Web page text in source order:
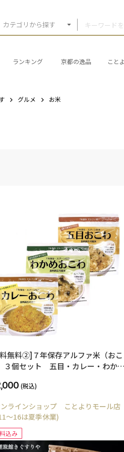
カテゴリから探す
ランキング 京都の逸品 こと
グルメ お米
無料②]７年保存アルファ米（おこ
３個セット 五目・カレー・わか
(税込)
ンラインショップ ことよりモール店
～16は夏季休業)
込み